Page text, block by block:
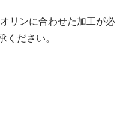
リンに合わせた加工が必
ください。